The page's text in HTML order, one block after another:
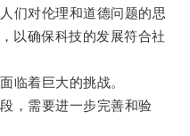
对伦理和道德问题的思
以确保科技的发展符合社
着巨大的挑战。
需要进一步完善和验